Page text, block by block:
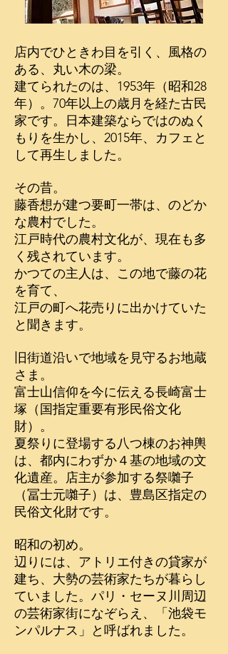
店内でひときわ目を引く、風格の
ある、丸い木の梁。
​建てられたのは、1953年（昭和28
年）。70年以上の歳月を経た古民
家です。​ 日本建築ならではのぬく
もりを生かし、2015年、カフェと
して再生しました。
その昔。
藤香想が建つ要町一帯は、のどか
な農村でした。
江戸時代の農村文化が、現在も多
く残されています。
かつての主人は、この地で藤の花
を育て、
江戸の町へ花売りに出かけていた
と聞きます。​
旧街道沿いで地域を見守るお地蔵
さま。
富士山信仰を今に伝える長崎富士
塚（国指定重要有形民俗文化
財）。​​
夏祭りに登場する八つ棟のお神輿
は、都内にわずか４基の地域の文
化遺産。 店主が参加する祭囃子
（冨士元囃子）は、豊島区指定の
民俗文化財です。
昭和の初め。
辺りには、アトリエ付きの貸家が
建ち、大勢の芸術家たちが暮らし
ていました。​ パリ・セーヌ川周辺
の芸術家街になぞらえ、「池袋モ
ンパルナス」と呼ばれました。